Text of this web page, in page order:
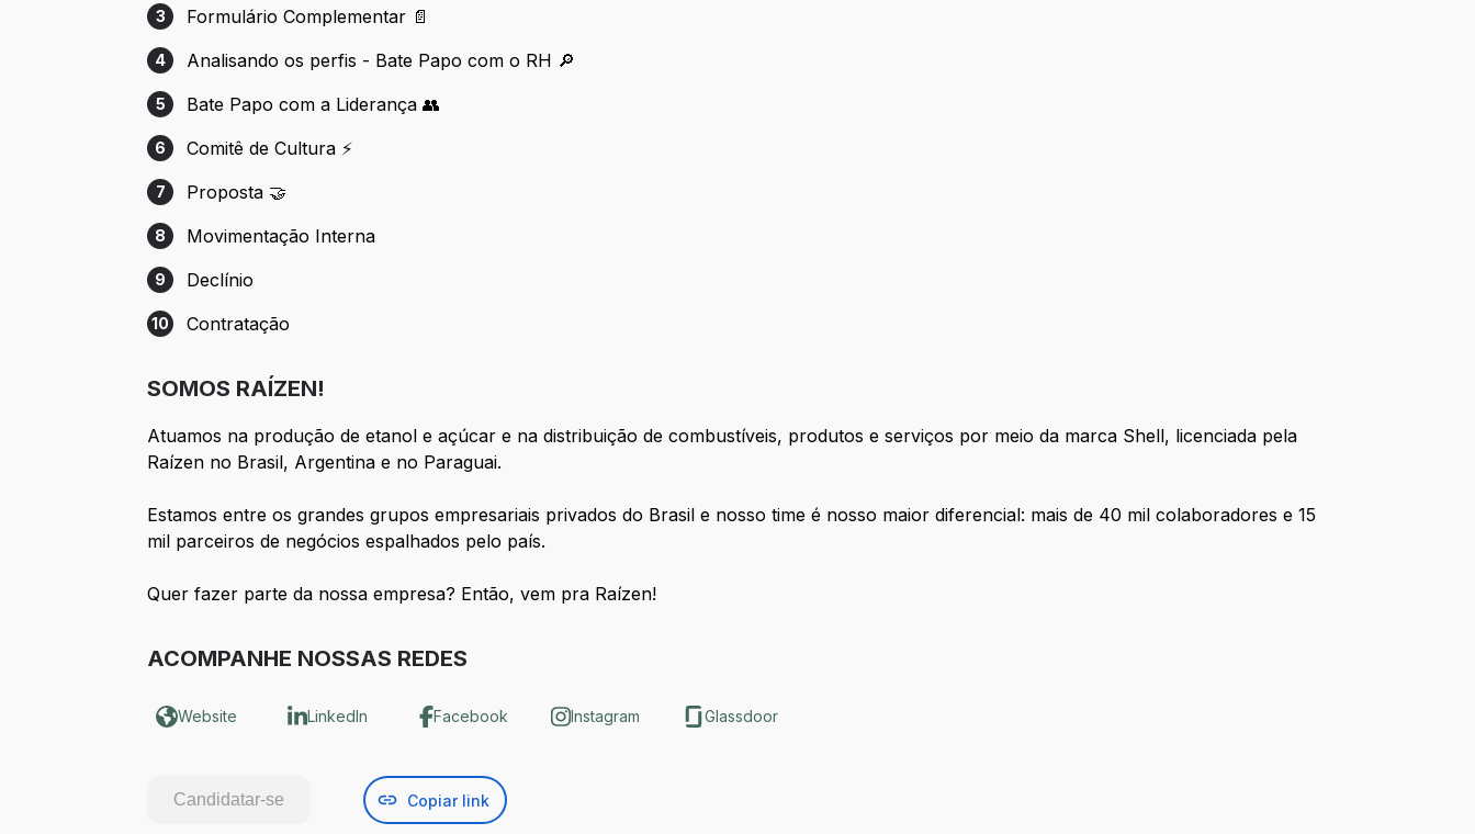
Etapa 3: Formulário Complementar 📄
3 Formulário Complementar 📄
Etapa 4: Analisando os perfis - Bate Papo com o RH 🔎
4 Analisando os perfis - Bate Papo com o RH 🔎
Etapa 5: Bate Papo com a Liderança 👥
5 Bate Papo com a Liderança 👥
Etapa 6: Comitê de Cultura ⚡
6 Comitê de Cultura ⚡
Etapa 7: Proposta 🤝
7 Proposta 🤝
Etapa 8: Movimentação Interna
8 Movimentação Interna
Etapa 9: Declínio
9 Declínio
Etapa 10: Contratação
10 Contratação
SOMOS RAÍZEN!
Atuamos na produção de etanol e açúcar e na distribuição de combustíveis, produtos e serviços por meio da marca Shell, licenciada pela
Raízen no Brasil, Argentina e no Paraguai.
Estamos entre os grandes grupos empresariais privados do Brasil e nosso time é nosso maior diferencial: mais de 40 mil colaboradores e 15
mil parceiros de negócios espalhados pelo país.
Quer fazer parte da nossa empresa? Então, vem pra Raízen!
ACOMPANHE NOSSAS REDES
Website LinkedIn Facebook Instagram Glassdoor
Candidatar-se Copiar link